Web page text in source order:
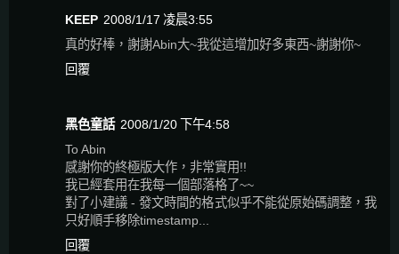
KEEP 2008/1/17 凌晨3:55
真的好棒，謝謝Abin大~我從這增加好多東西~謝謝你~
回覆
黑色童話 2008/1/20 下午4:58
To Abin
感謝你的終極版大作，非常實用!!
我已經套用在我每一個部落格了~~
對了小建議 - 發文時間的格式似乎不能從原始碼調整，我
只好順手移除timestamp...
回覆